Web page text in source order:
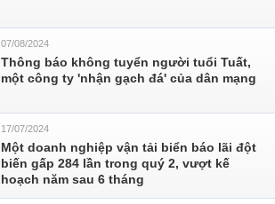
07/08/2024
Thông báo không tuyển người tuổi Tuất,
một công ty 'nhận gạch đá' của dân mạng
17/07/2024
Một doanh nghiệp vận tải biển báo lãi đột
biến gấp 284 lần trong quý 2, vượt kế
hoạch năm sau 6 tháng